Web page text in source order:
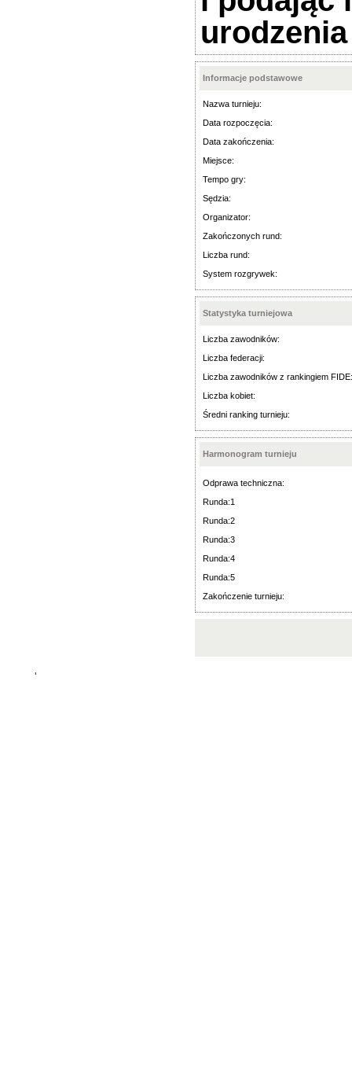
Informacje podstawowe
Nazwa turnieju:
Data rozpoczęcia:
Data zakończenia:
Miejsce:
Tempo gry:
Sędzia:
Organizator:
Zakończonych rund:
Liczba rund:
System rozgrywek:
Statystyka turniejowa
Liczba zawodników:
Liczba federacji:
Liczba zawodników z rankingiem FIDE:
Liczba kobiet:
Średni ranking turnieju:
Harmonogram turnieju
Odprawa techniczna:
Runda:1
Runda:2
Runda:3
Runda:4
Runda:5
Zakończenie turnieju:
'